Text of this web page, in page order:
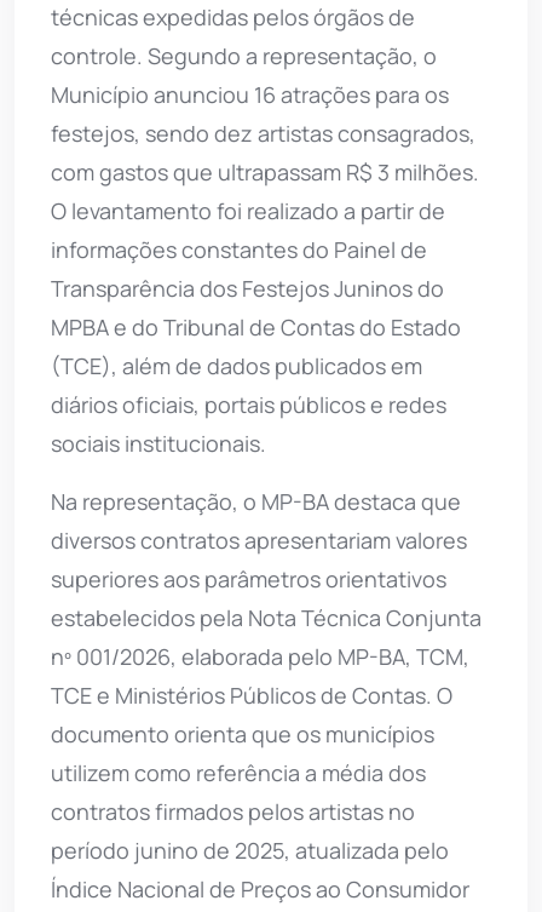
técnicas expedidas pelos órgãos de
controle. Segundo a representação, o
Município anunciou 16 atrações para os
festejos, sendo dez artistas consagrados,
com gastos que ultrapassam R$ 3 milhões.
O levantamento foi realizado a partir de
informações constantes do Painel de
Transparência dos Festejos Juninos do
MPBA e do Tribunal de Contas do Estado
(TCE), além de dados publicados em
diários oficiais, portais públicos e redes
sociais institucionais.
Na representação, o MP-BA destaca que
diversos contratos apresentariam valores
superiores aos parâmetros orientativos
estabelecidos pela Nota Técnica Conjunta
nº 001/2026, elaborada pelo MP-BA, TCM,
TCE e Ministérios Públicos de Contas. O
documento orienta que os municípios
utilizem como referência a média dos
contratos firmados pelos artistas no
período junino de 2025, atualizada pelo
Índice Nacional de Preços ao Consumidor